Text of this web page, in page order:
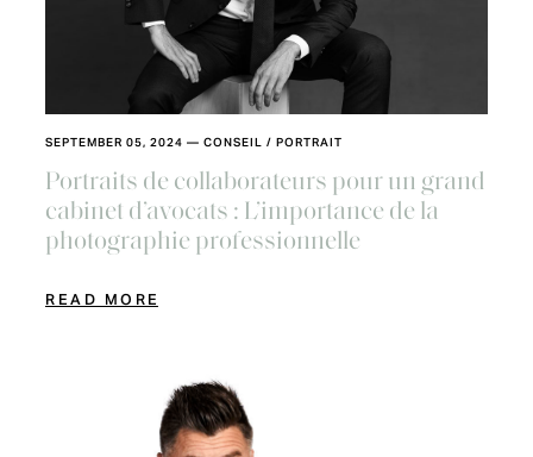
SEPTEMBER 05, 2024 — CONSEIL / PORTRAIT
Portraits de collaborateurs pour un grand
cabinet d’avocats : L’importance de la
photographie professionnelle
READ MORE